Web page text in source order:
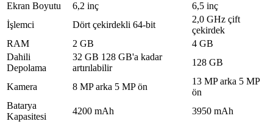
Ekran Boyutu
6,2 inç
6,5 inç
İşlemci
Dört çekirdekli 64-bit
2,0 GHz çift
çekirdek
RAM
2 GB
4 GB
Dahili
Depolama
32 GB 128 GB'a kadar
artırılabilir
128 GB
Kamera 8 MP arka 5 MP ön
13 MP arka 5 MP
ön
Batarya
Kapasitesi
4200 mAh
3950 mAh